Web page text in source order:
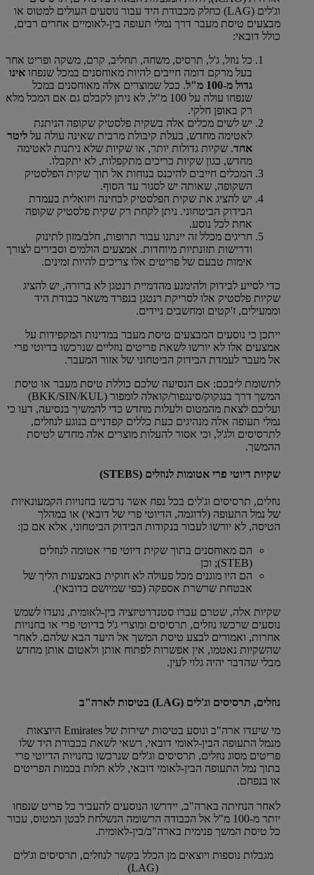
וג'לים (LAG) כחלק מכבודת היד עבור נוסעים העולים למטוס או
מבצעים טיסת מעבר דרך נמלי תעופה בין-לאומיים אחרים רבים,
כולל דובאי:
כל נוזל, ג'ל, תרסיס, משחה, תחליב, קרם, משקה ופריט אחר
בעל מרקם דומה חייבים להיות מאוחסנים במכל שנפחו אינו
גדול מ-100 מ"ל
. ככל שמוצרים אלה מאוחסנים במכל
שנפחו עולה על 100 מ"ל, לא ניתן לקבלם גם אם המכל מלא
רק באופן חלקי.
יש לשים מכלים אלה בשקית פלסטיק שקופה הניתנת
לאטימה מחדש, בעלת קיבולת מרבית שאינה עולה על ליטר
אחד. שקיות גדולות יותר, או שקיות שלא ניתנות לאטימה
מחדש, כגון שקיות כריכים מתקפלות, לא יתקבלו.
המכלים חייבים להיכנס בנוחות אל תוך שקית הפלסטיק
השקופה, שאותה יש לסגור עד הסוף.
יש להציג את שקית הפלסטיק לבחינה ויזואלית בעמדת
הבידוק הביטחוני. ניתן לקחת רק שקית פלסטיק שקופה
אחת לכל נוסע.
חריגים מכלל זה יינתנו עבור תרופות, חלב/מזון לתינוק
ודרישות תזונתיות מיוחדות. אמצעים הולמים וסבירים לצורך
אימות טבעם של פריטים אלו צריכים להיות זמינים.
כדי לסייע לבידוק ולהימנע מהדמיית רנטגן לא ברורה, יש להציג
שקיות פלסטיק אלו לסריקת רנטגן בנפרד משאר כבודת היד
וממעילים, ז'קטים ומחשבים ניידים.
ייתכן כי נוסעים המבצעים טיסת מעבר במדינות המקפידות על
אמצעים אלו לא יורשו לשאת פריטים נוזליים שנרכשו בדיוטי פרי
אל מעבר לעמדת הבידוק הביטחוני של אזור המעבר.
לתשומת ליבכם: אם הנסיעה שלכם כוללת טיסת מעבר או טיסת
המשך דרך בנגקוק/סינגפור/קואלה לומפור (BKK/SIN/KUL)
ועליכם לצאת מהמטוס ולעלות מחדש כדי להמשיך בנסיעה, דעו כי
נמלי תעופה אלה מנהיגים כעת כללים קפדניים בנוגע לנוזלים,
לתרסיסים ולג'ל, וכי אסור להעלות מוצרים אלה מחדש לטיסת
ההמשך.
שקיות דיוטי פרי אטומות לנוזלים (STEBS)
נוזלים, תרסיסים וג'לים בכל נפח אשר נרכשו בחנויות הקמעונאיות
של נמל התעופה (לדוגמה, הדיוטי פרי של דובאי) או במהלך
הטיסה, לא יורשו לעבור בנקודות הבידוק הביטחוני, אלא אם כן:
הם מאוחסנים בתוך שקית דיוטי פרי אטומה לנוזלים
(STEB); וכן
הם היו מוגנים מכל פעולה לא חוקית באמצעות הליך של
אבטחת שרשרת אספקה (כפי שמיושם בדובאי).
שקיות אלה, שטרם עברו סטנדרטיזציה בין-לאומית, נועדו לשמש
נוסעים שרכשו נוזלים, תרסיסים ומוצרי ג'ל בדיוטי פרי או בחנויות
אחרות, ואמורים לבצע טיסת המשך אל היעד הבא שלהם. לאחר
שהשקיות נאטמו, אין אפשרות לפתוח אותן ולאטום אותן מחדש
מבלי שהדבר יהיה גלוי לעין.
נוזלים, תרסיסים וג'לים (LAG) בטיסות לארה"ב
מי שיעדו ארה"ב ונוסע בטיסות ישירות של Emirates היוצאות
מנמל התעופה הבין-לאומי דובאי, רשאי לשאת בכבודת היד שלו
פריטים מסוג נוזלים, תרסיסים וג'לים שנרכשו בחנויות הדיוטי פרי
בתוך נמל התעופה הבין-לאומי דובאי, ללא תלות בכמות הפריטים
או בנפחם.
לאחר הנחיתה בארה"ב, יידרשו הנוסעים להעביר כל פריט שנפחו
יותר מ-100 מ"ל אל הכבודה הרשומה הנשלחת לבטן המטוס, עבור
כל טיסת המשך פנימית בארה"ב/בין-לאומית.
מגבלות נוספות ויוצאים מן הכלל בקשר לנוזלים, תרסיסים וג'לים
(LAG)